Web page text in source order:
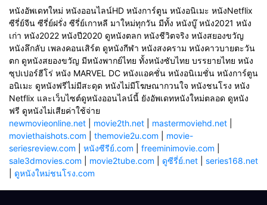
หนังอัพเดทใหม่ หนังออนไลน์HD หนังการ์ตูน หนังอนิเมะ หนังNetflix
ซีรี่ย์จีน ซีรี่ย์ฝรั่ง ซีรี่ย์เกาหลี มาใหม่ทุกวัน มีทั้ง หนังบู๊ หนัง2021 หนัง
เก่า หนัง2022 หนังปี2020 ดูหนังตลก หนังชีวิตจริง หนังสยองขวัญ
หนังลึกลับ เพลงคอนเสิร์ต ดูหนังกีฬา หนังสงคราม หนังคาวบายตะวัน
ตก ดูหนังสยองขวัญ มีหนังพากย์ไทย ทั้งหนังซับไทย บรรยายไทย หนัง
ซุปเปอร์ฮีโร่ หนัง MARVEL DC หนังแอคชั่น หนังอนิเมชั่น หนังการ์ตูน
อนิเมะ ดูหนังฟรีไม่มีสะดุด หนังไม่มีโฆษณากวนใจ หนังชนโรง หนัง
Netflix และเว็บไซต์ดูหนังออนไลน์นี้ ยังอัพเดทหนังใหม่ตลอด ดูหนัง
ฟรี ดูหนังไม่เสียค่าใช้จ่าย
newmovieonline.net
movie2th.net mastermoviehd.net
moviethaishots.com
themovie2u.com
movie-
seriesreview.com
หนังซีรีย์.com freeminimovie.com
sale3dmovies.com
movie2tube.com ดูซีรี่ย์.net
series168.net
ดูหนังใหม่ชนโรง.com